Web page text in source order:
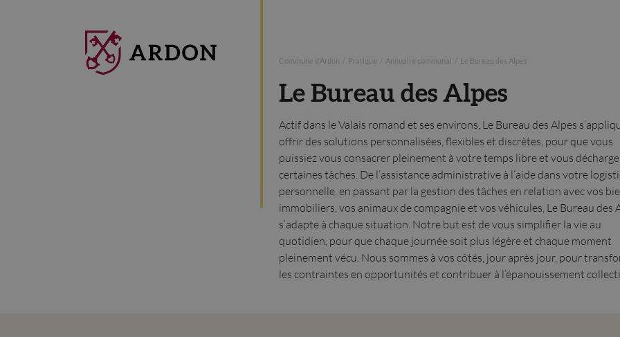
Commune d’Ardon Pratique Annuaire communal Le Bureau des Alpes
Le Bureau des Alpes
Actif dans le Valais romand et ses environs, Le Bureau des Alpes
offrir des solutions personnalisées, flexibles et discrètes, pour que vous
puissiez vous consacrer pleinement à votre temps libre et vous
certaines tâches. De l’assistance administrative à l’aide dans votre
personnelle, en passant par la gestion des tâches en relation avec vos
immobiliers, vos animaux de compagnie et vos véhicules, Le Bureau des
s’adapte à chaque situation. Notre but est de vous simplifier la vie au
quotidien, pour que chaque journée soit plus légère et chaque moment
pleinement vécu. Nous sommes à vos côtés, jour après jour, pour
les contraintes en opportunités et contribuer à l’épanouissement